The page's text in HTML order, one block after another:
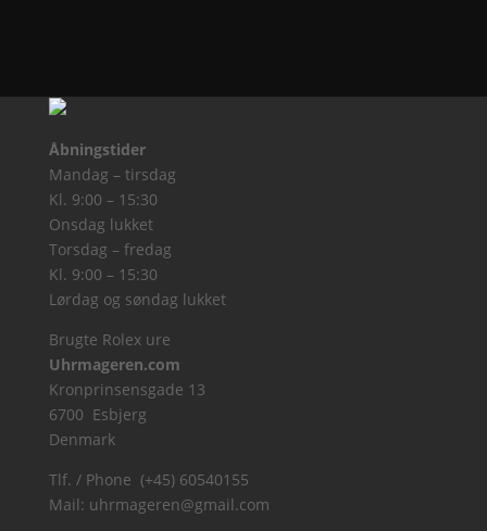
Åbningstider
Mandag – tirsdag
Kl. 9:00 – 15:30
Onsdag lukket
Torsdag – fredag
Kl. 9:00 – 15:30
Lørdag og søndag lukket
Brugte Rolex ure
Uhrmageren.com
Kronprinsensgade 13
6700 Esbjerg
Denmark
Tlf. / Phone (+45) 60540155
Mail: uhrmageren@gmail.com